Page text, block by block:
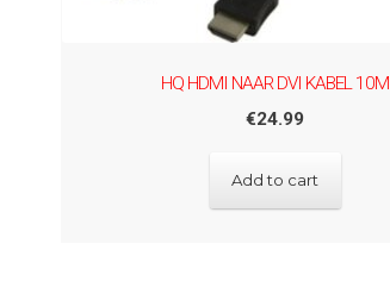
HQ HDMI NAAR DVI KABEL 10M
€24.99
Add to cart